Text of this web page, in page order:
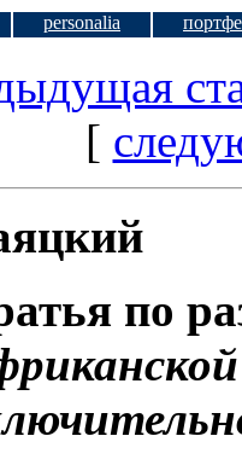
personalia
[
по